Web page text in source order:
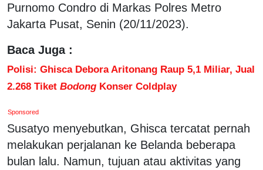
Purnomo Condro di Markas Polres Metro
Jakarta Pusat, Senin (20/11/2023).
Baca Juga :
Polisi: Ghisca Debora Aritonang Raup 5,1 Miliar, Jual
2.268 Tiket Bodong Konser Coldplay
Sponsored
Susatyo menyebutkan, Ghisca tercatat pernah
melakukan perjalanan ke Belanda beberapa
bulan lalu. Namun, tujuan atau aktivitas yang